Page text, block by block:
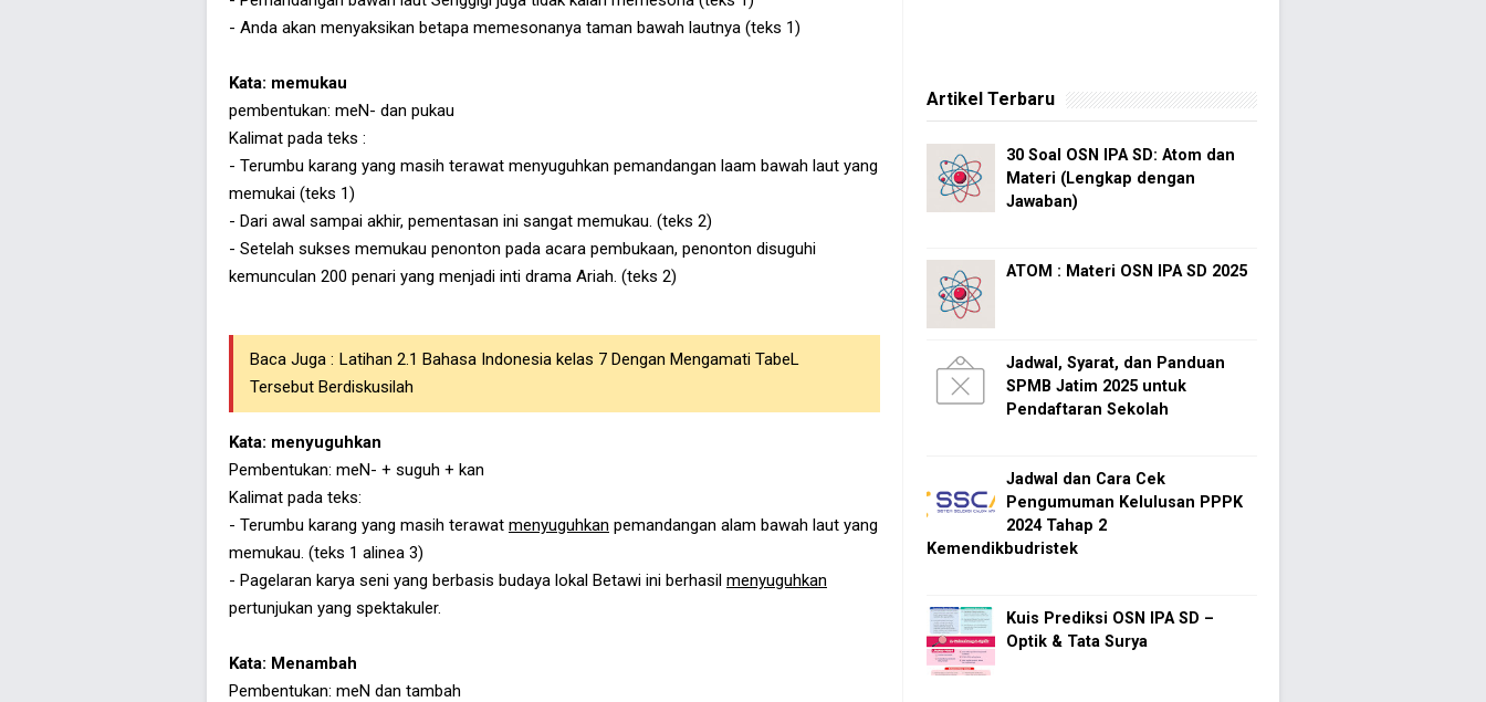
- Anda akan menyaksikan betapa memesonanya taman bawah lautnya (teks 1)
Kata: memukau
pembentukan: meN- dan pukau
Kalimat pada teks :
- Terumbu karang yang masih terawat menyuguhkan pemandangan laam bawah laut yang
memukai (teks 1)
- Dari awal sampai akhir, pementasan ini sangat memukau. (teks 2)
- Setelah sukses memukau penonton pada acara pembukaan, penonton disuguhi
kemunculan 200 penari yang menjadi inti drama Ariah. (teks 2)
Baca Juga : Latihan 2.1 Bahasa Indonesia kelas 7 Dengan Mengamati TabeL
Tersebut Berdiskusilah
Kata: menyuguhkan
Pembentukan: meN- + suguh + kan
Kalimat pada teks:
- Terumbu karang yang masih terawat menyuguhkan pemandangan alam bawah laut yang
memukau. (teks 1 alinea 3)
- Pagelaran karya seni yang berbasis budaya lokal Betawi ini berhasil menyuguhkan
pertunjukan yang spektakuler.
Kata: Menambah
Pembentukan: meN dan tambah
Artikel Terbaru
30 Soal OSN IPA SD: Atom dan
Materi (Lengkap dengan
Jawaban)
ATOM : Materi OSN IPA SD 2025
Jadwal, Syarat, dan Panduan
SPMB Jatim 2025 untuk
Pendaftaran Sekolah
Jadwal dan Cara Cek
Pengumuman Kelulusan PPPK
2024 Tahap 2
Kemendikbudristek
Kuis Prediksi OSN IPA SD –
Optik & Tata Surya